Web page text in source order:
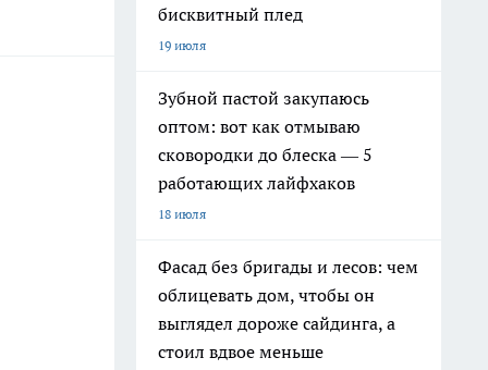
бисквитный плед
19 июля
Зубной пастой закупаюсь
оптом: вот как отмываю
сковородки до блеска — 5
работающих лайфхаков
18 июля
Фасад без бригады и лесов: чем
облицевать дом, чтобы он
выглядел дороже сайдинга, а
стоил вдвое меньше